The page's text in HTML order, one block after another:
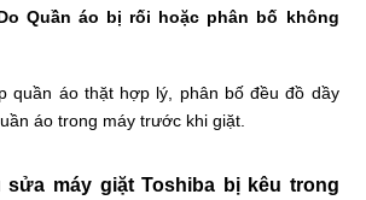
Quần áo bị rối hoặc phân bố không
quần áo thặt hợp lý, phân bố đều đồ dầy
áo trong máy trước khi giặt.
sửa máy giặt Toshiba bị kêu trong